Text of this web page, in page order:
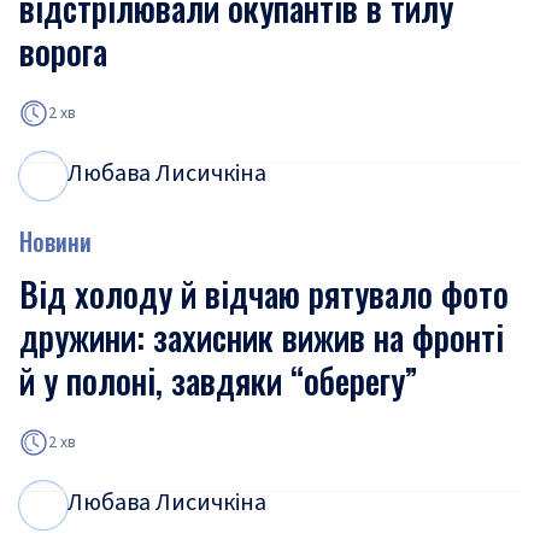
ворога
2 хв
Любава Лисичкіна
Новини
Від холоду й відчаю рятувало фото
дружини: захисник вижив на фронті
й у полоні, завдяки “оберегу”
2 хв
Любава Лисичкіна